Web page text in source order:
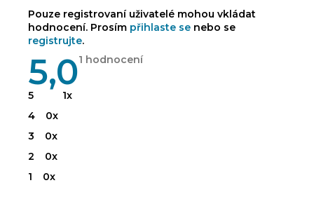
Pouze registrovaní uživatelé mohou vkládat
hodnocení. Prosím přihlaste se nebo se
registrujte.
5,0Průměrné
1 hodnocení
5
1x
4
0x
3
0x
2
0x
1
0x